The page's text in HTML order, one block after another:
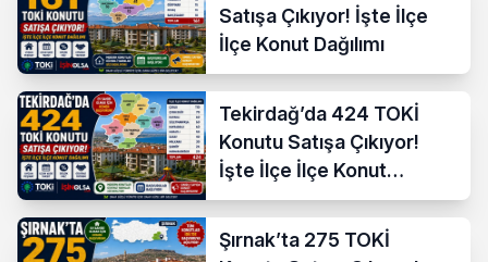
Satışa Çıkıyor! İşte İlçe
İlçe Konut Dağılımı
Tekirdağ’da 424 TOKİ
Konutu Satışa Çıkıyor!
İşte İlçe İlçe Konut
Dağılımı
Şırnak’ta 275 TOKİ